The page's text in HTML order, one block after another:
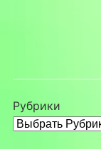
Рубрики